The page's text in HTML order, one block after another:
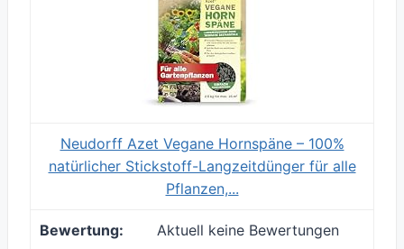
Neudorff Azet Vegane Hornspäne – 100%
natürlicher Stickstoff-Langzeitdünger für alle
Pflanzen,...
Aktuell keine Bewertungen